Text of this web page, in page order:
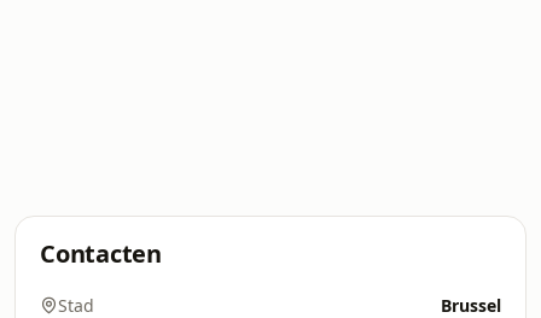
Contacten
Stad Brussel